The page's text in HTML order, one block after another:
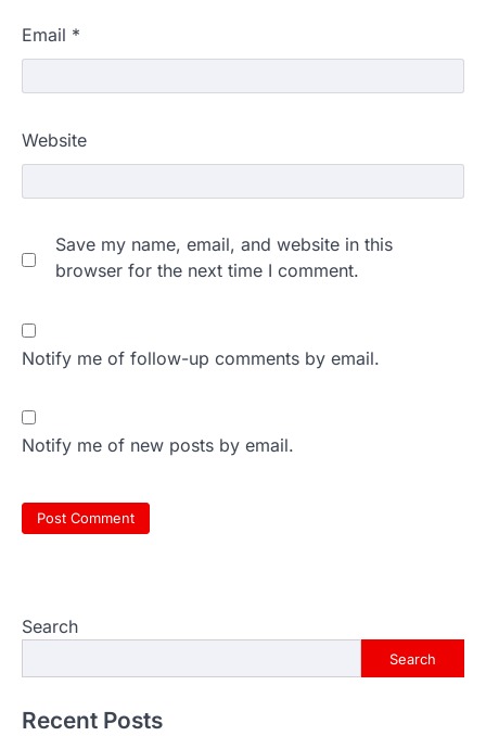
Email *
Website
Save my name, email, and website in this
browser for the next time I comment.
Notify me of follow-up comments by email.
Notify me of new posts by email.
Search
Search
Recent Posts